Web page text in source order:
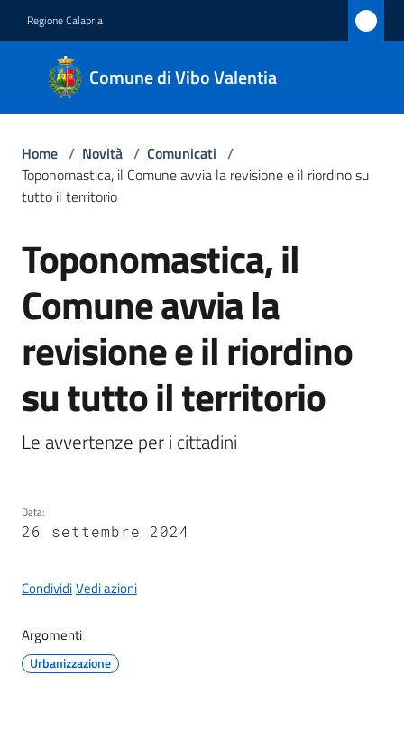
Regione Calabria
Comune di Vibo Valentia
Comune
di Vibo
Valentia
Amministrazione
Novità
Menu selezionato
Servizi
Vivere
Vibo
Valentia
l
b
p
e
t
o
Home / Novità / Comunicati /
Toponomastica, il Comune avvia la revisione e il riordino su
tutto il territorio
Salta al contenuto
Toponomastica, il
Comune avvia la
revisione e il riordino
su tutto il territorio
Le avvertenze per i cittadini
Data:
26 settembre 2024
CondividiVedi azioni
Argomenti
Urbanizzazione